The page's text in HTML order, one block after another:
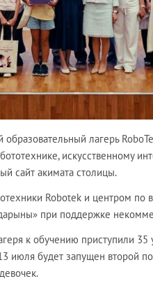
образовательный лагерь
искусственному
сайт акимата столицы.
Robotek и центром
при поддержке
к обучению приступили 35
июля будет запущен второй